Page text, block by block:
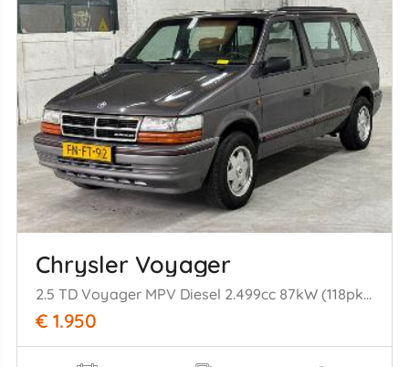
Chrysler Voyager
2.5 TD Voyager MPV Diesel 2.499cc 87kW (118pk) FWD
€ 1.950